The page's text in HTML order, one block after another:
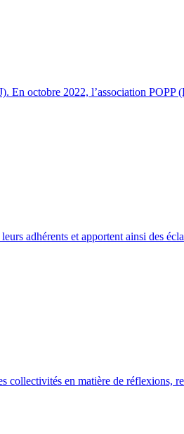
octobre 2022, l’association POPP
adhérents et apportent ainsi des
en matière de réflexions,